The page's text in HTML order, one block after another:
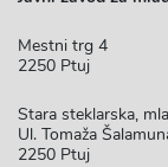
Mestni trg 4
2250 Ptuj
Stara steklarska,
Ul. Tomaža
2250 Ptuj